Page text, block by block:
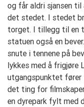
og får aldri sjansen til
det stedet. I stedet
torget. I tillegg til en
statuen også en
snute i tennene på
lykkes med å frigjøre
utgangspunktet
det ting for
en dyrepark fylt med